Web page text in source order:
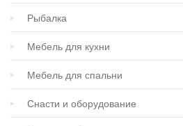
Рыбалка
Мебель для кухни
Мебель для спальни
Снасти и оборудование